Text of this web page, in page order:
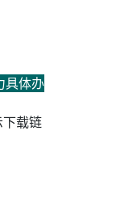
具体办
载链